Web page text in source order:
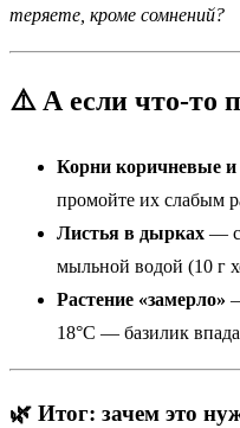
теряете, кроме сомнений?
⚠️ А если что-то
Корни коричневые и
промойте их слабым
Листья в дырках —
мыльной водой (10 г
Растение «замерло»
18°C — базилик
🌿 Итог: зачем это